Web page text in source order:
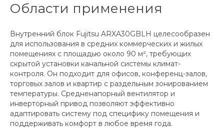
Области применения
Внутренний блок Fujitsu ARXA30GBLH целесообразен
для использования в средних коммерческих и жилых
помещениях с площадью около 90 м², требующих
скрытой установки канальной системы климат-
контроля. Он подходит для офисов, конференц-залов,
торговых залов и квартир с раздельным зонированием
температуры. Средненапорный вентилятор и
инверторный привод позволяют эффективно
адаптировать систему под специфику помещения и
поддерживать комфорт в любое время года.